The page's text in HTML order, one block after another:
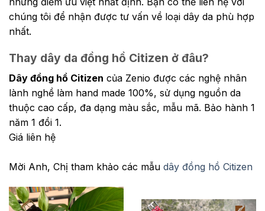
chúng tôi để nhận được tư vấn về loại dây da phù hợp
nhất.
Thay dây da đồng hồ Citizen ở đâu?
Dây đồng hồ Citizen của Zenio được các nghệ nhân
lành nghề làm hand made 100%, sử dụng nguồn da
thuộc cao cấp, đa dạng màu sắc, mẫu mã. Bảo hành 1
năm 1 đổi 1.
Giá liên hệ
Mời Anh, Chị tham khảo các mẫu dây đồng hồ Citizen